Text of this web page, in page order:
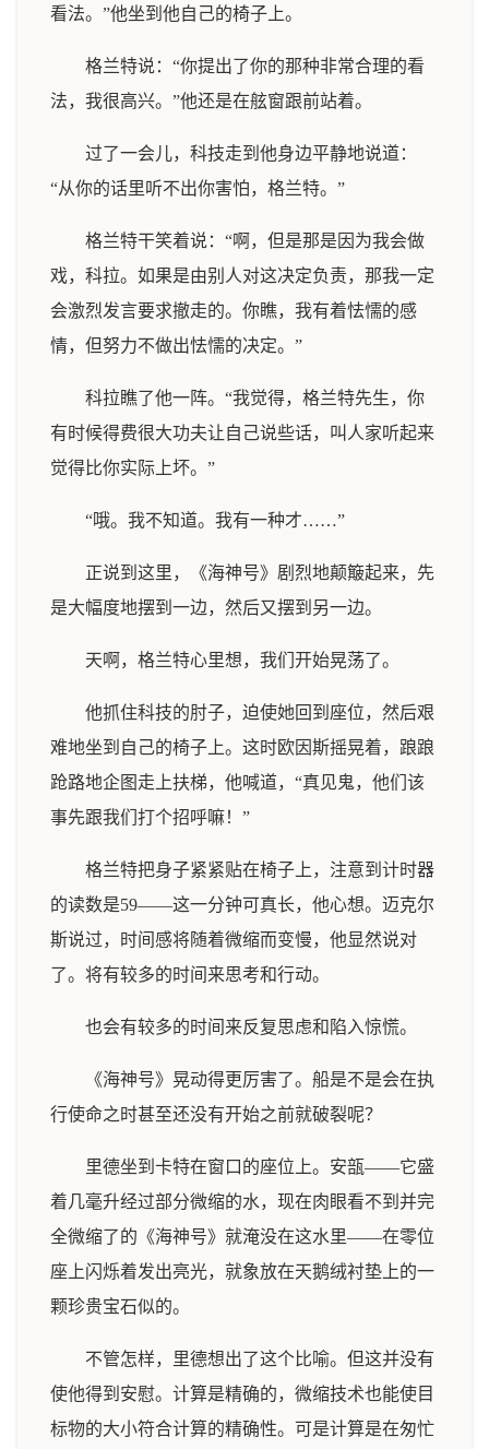
看法。”他坐到他自己的椅子上。
格兰特说：“你提出了你的那种非常合理的看
法，我很高兴。”他还是在舷窗跟前站着。
过了一会儿，科技走到他身边平静地说道：
“从你的话里听不出你害怕，格兰特。”
格兰特干笑着说：“啊，但是那是因为我会做
戏，科拉。如果是由别人对这决定负责，那我一定
会激烈发言要求撤走的。你瞧，我有着怯懦的感
情，但努力不做出怯懦的决定。”
科拉瞧了他一阵。“我觉得，格兰特先生，你
有时候得费很大功夫让自己说些话，叫人家听起来
觉得比你实际上坏。”
“哦。我不知道。我有一种才……”
正说到这里，《海神号》剧烈地颠簸起来，先
是大幅度地摆到一边，然后又摆到另一边。
天啊，格兰特心里想，我们开始晃荡了。
他抓住科技的肘子，迫使她回到座位，然后艰
难地坐到自己的椅子上。这时欧因斯摇晃着，踉踉
跄路地企图走上扶梯，他喊道，“真见鬼，他们该
事先跟我们打个招呼嘛！”
格兰特把身子紧紧贴在椅子上，注意到计时器
的读数是59——这一分钟可真长，他心想。迈克尔
斯说过，时间感将随着微缩而变慢，他显然说对
了。将有较多的时间来思考和行动。
也会有较多的时间来反复思虑和陷入惊慌。
《海神号》晃动得更厉害了。船是不是会在执
行使命之时甚至还没有开始之前就破裂呢？
里德坐到卡特在窗口的座位上。安瓿——它盛
着几毫升经过部分微缩的水，现在肉眼看不到并完
全微缩了的《海神号》就淹没在这水里——在零位
座上闪烁着发出亮光，就象放在天鹅绒衬垫上的一
颗珍贵宝石似的。
不管怎样，里德想出了这个比喻。但这并没有
使他得到安慰。计算是精确的，微缩技术也能使目
标物的大小符合计算的精确性。可是计算是在匆忙